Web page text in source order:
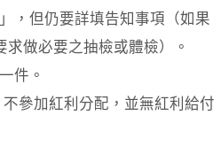
，但仍要詳填告知事項（如果
做必要之抽檢或體檢）。
件 。
參加紅利分配，並無紅利給付